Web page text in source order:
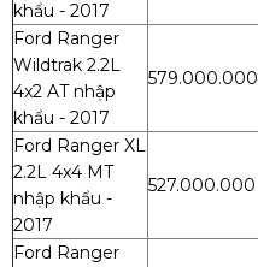
khẩu - 2017
Ford Ranger
Wildtrak 2.2L
4x2 AT nhập
khẩu - 2017
579.000.000
Ford Ranger XL
2.2L 4x4 MT
nhập khẩu -
2017
527.000.000
Ford Ranger